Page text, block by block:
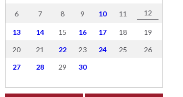
6 7 8 9 10 11 12
13 14 15 16 17 18 19
20 21 22 23 24 25 26
27 28 29 30